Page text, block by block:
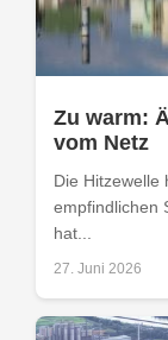
Zu warm:
vom Netz
Die Hitzewelle
empfindlichen
hat...
27. Juni 2026